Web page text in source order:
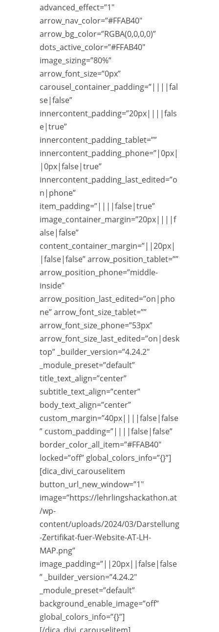
advanced_effect=”1″
arrow_nav_color=”#FFAB40″
arrow_bg_color=”RGBA(0,0,0,0)”
dots_active_color=”#FFAB40″
image_sizing=”80%”
arrow_font_size=”0px”
carousel_container_padding=”||||fal
se|false”
innercontent_padding=”20px||||fals
e|true”
innercontent_padding_tablet=””
innercontent_padding_phone=”|0px|
|0px|false|true”
innercontent_padding_last_edited=”o
n|phone”
item_padding=”||||false|true”
image_container_margin=”20px||||f
alse|false”
content_container_margin=”||20px|
|false|false” arrow_position_tablet=””
arrow_position_phone=”middle-
inside”
arrow_position_last_edited=”on|pho
ne” arrow_font_size_tablet=””
arrow_font_size_phone=”53px”
arrow_font_size_last_edited=”on|desk
top” _builder_version=”4.24.2″
_module_preset=”default”
title_text_align=”center”
subtitle_text_align=”center”
body_text_align=”center”
custom_margin=”40px||||false|false
” custom_padding=”||||false|false”
border_color_all_item=”#FFAB40″
locked=”off” global_colors_info=”{}”]
[dica_divi_carouselitem
button_url_new_window=”1″
image=”https://lehrlingshackathon.at
/wp-
content/uploads/2024/03/Darstellung
-Zertifikat-fuer-Website-AT-LH-
MAP.png”
image_padding=”||20px||false|false
” _builder_version=”4.24.2″
_module_preset=”default”
background_enable_image=”off”
global_colors_info=”{}”]